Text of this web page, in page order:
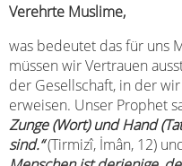
Verehrte Muslime,
was bedeutet das für uns
müssen wir Vertrauen
der Gesellschaft, in der
erweisen. Unser Prophet
Zunge (Wort) und Hand
sind.“(Tirmizî, İmân, 12)